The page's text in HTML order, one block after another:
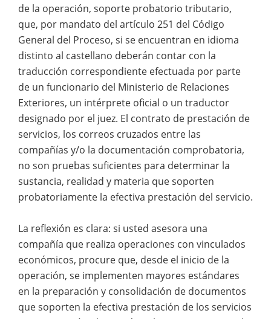
de la operación, soporte probatorio tributario,
que, por mandato del artículo 251 del Código
General del Proceso, si se encuentran en idioma
distinto al castellano deberán contar con la
traducción correspondiente efectuada por parte
de un funcionario del Ministerio de Relaciones
Exteriores, un intérprete oficial o un traductor
designado por el juez. El contrato de prestación de
servicios, los correos cruzados entre las
compañías y/o la documentación comprobatoria,
no son pruebas suficientes para determinar la
sustancia, realidad y materia que soporten
probatoriamente la efectiva prestación del servicio.
La reflexión es clara: si usted asesora una
compañía que realiza operaciones con vinculados
económicos, procure que, desde el inicio de la
operación, se implementen mayores estándares
en la preparación y consolidación de documentos
que soporten la efectiva prestación de los servicios